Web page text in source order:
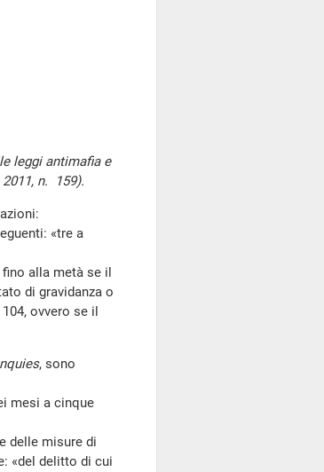
leggi antimafia e
n. 159).
«tre a
alla metà se il
di gravidanza o
ovvero se il
, sono
mesi a cinque
delle misure di
«del delitto di cui